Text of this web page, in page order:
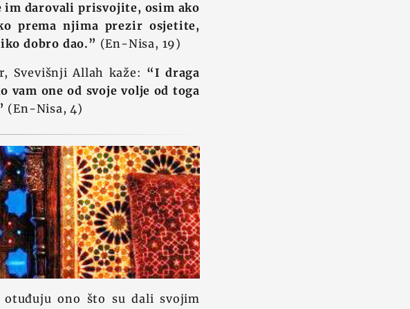
im darovali prisvojite, osim ako
prema njima prezir osjetite,
dobro dao.” (En-Nisa, 19)
Svevišnji Allah kaže: “I draga
vam one od svoje volje od toga
(En-Nisa, 4)
otuđuju ono što su dali svojim